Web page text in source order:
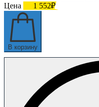
Цена
1 552₽
В корзину